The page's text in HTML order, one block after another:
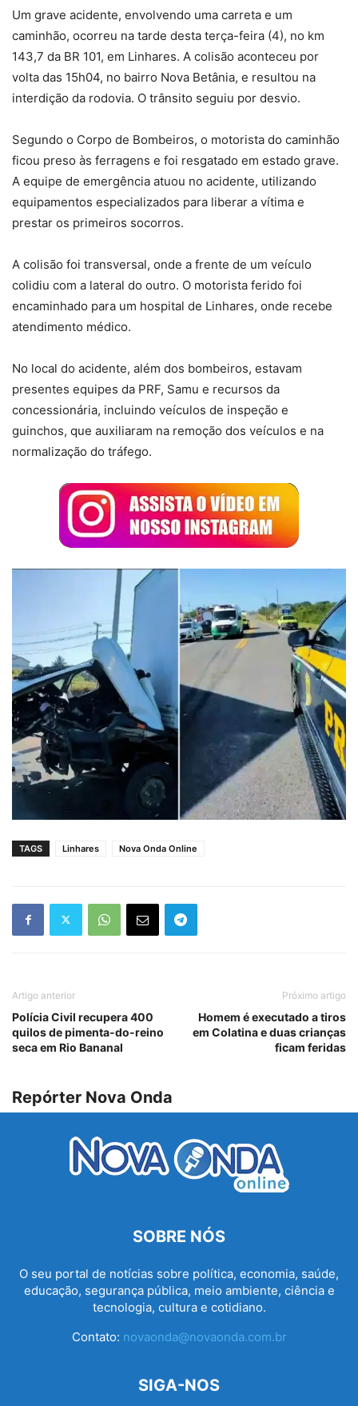
Um grave acidente, envolvendo uma carreta e um
caminhão, ocorreu na tarde desta terça-feira (4), no km
143,7 da BR 101, em Linhares. A colisão aconteceu por
volta das 15h04, no bairro Nova Betânia, e resultou na
interdição da rodovia. O trânsito seguiu por desvio.
Segundo o Corpo de Bombeiros, o motorista do caminhão
ficou preso às ferragens e foi resgatado em estado grave.
A equipe de emergência atuou no acidente, utilizando
equipamentos especializados para liberar a vítima e
prestar os primeiros socorros.
A colisão foi transversal, onde a frente de um veículo
colidiu com a lateral do outro. O motorista ferido foi
encaminhado para um hospital de Linhares, onde recebe
atendimento médico.
No local do acidente, além dos bombeiros, estavam
presentes equipes da PRF, Samu e recursos da
concessionária, incluindo veículos de inspeção e
guinchos, que auxiliaram na remoção dos veículos e na
normalização do tráfego.
TAGS Linhares Nova Onda Online
Artigo anterior
Polícia Civil recupera 400
quilos de pimenta-do-reino
seca em Rio Bananal
Próximo artigo
Homem é executado a tiros
em Colatina e duas crianças
ficam feridas
Repórter Nova Onda
SOBRE NÓS
O seu portal de notícias sobre política, economia, saúde,
educação, segurança pública, meio ambiente, ciência e
tecnologia, cultura e cotidiano.
Contato: novaonda@novaonda.com.br
SIGA-NOS